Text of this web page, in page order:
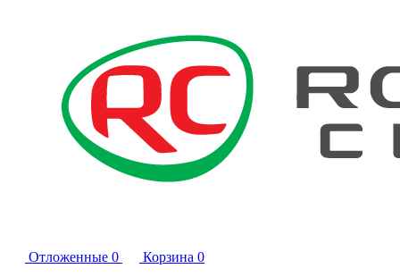
Отложенные 0 Корзина 0